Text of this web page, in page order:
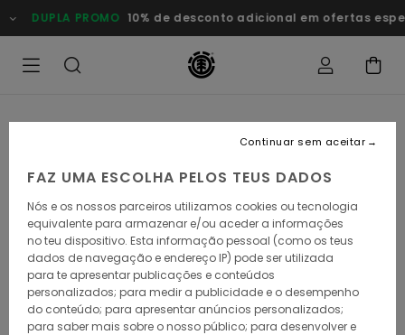
para
a
DUPLA PROMO 10% de desconto adicional em ofertas
FAZ UMA ESCOLHA PELOS TEUS DADOS
Nós e os nossos parceiros utilizamos cookies ou tecnologia
equivalente para armazenar e/ou aceder a informações
no teu dispositivo. Esta informação pessoal (como os teus
dados de navegação e endereço IP) pode ser utilizada
para te apresentar publicações e conteúdos
personalizados; para medir a publicidade e o desempenho
do conteúdo; para apresentar anúncios personalizados;
para saber mais sobre o nosso público; para desenvolver e
Continuar sem aceitar